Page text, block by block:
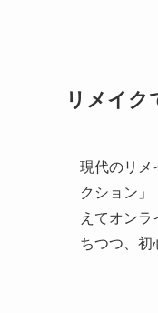
リメイク
現代のリメ
クション
えてオン
ちつつ、初